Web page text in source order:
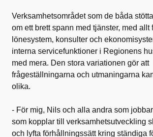
Verksamhetsområdet som de båda
om ett brett spann med tjänster, med allt
lönesystem, konsulter och
interna servicefunktioner i Regionens
med mera. Den stora variationen gör att
frågeställningarna och utmaningarna
olika.
- För mig, Nils och alla andra som
som kopplar till verksamhetsutveckling
och lyfta förhållningssätt kring ständiga